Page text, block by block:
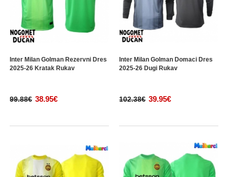
Inter Milan Golman Rezervni Dres
2025-26 Kratak Rukav
99.88€ 38.95€
Inter Milan Golman Domaci Dres
2025-26 Dugi Rukav
102.38€ 39.95€